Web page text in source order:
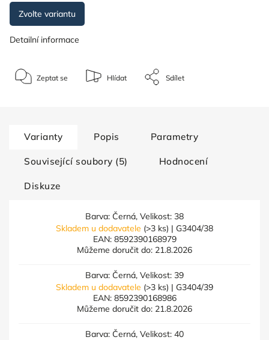
Zvolte variantu
Detailní informace
Zeptat se Hlídat Sdílet
Varianty Popis Parametry
Související soubory (5) Hodnocení
Diskuze
Barva: Černá, Velikost: 38
Skladem u dodavatele (>3 ks) | G3404/38
EAN: 8592390168979
Můžeme doručit do: 21.8.2026
Barva: Černá, Velikost: 39
Skladem u dodavatele (>3 ks) | G3404/39
EAN: 8592390168986
Můžeme doručit do: 21.8.2026
Barva: Černá, Velikost: 40